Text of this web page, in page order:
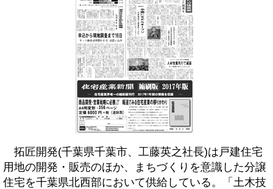
拓匠開発(千葉県千葉市、工藤英之社長)は戸建住宅
用地の開発・販売のほか、まちづくりを意識した分譲
住宅を千葉県北西部において供給している。「土木技